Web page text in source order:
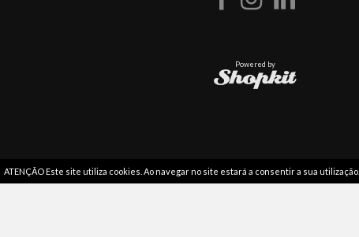
Powered by
ATENÇÃO Este site utiliza cookies. Ao navegar no site estará a consentir a sua utilização.